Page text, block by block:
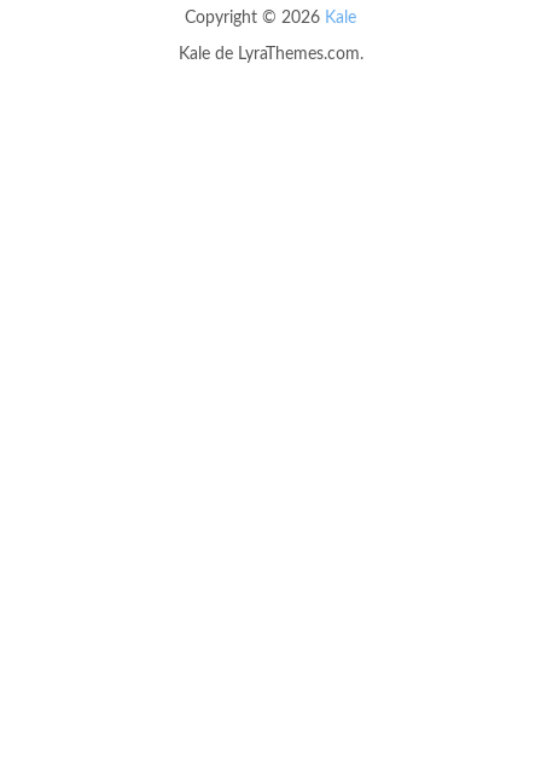
Copyright © 2026 Kale
Kalede LyraThemes.com.